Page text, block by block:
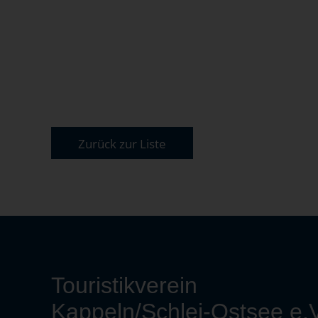
Zurück zur Liste
Touristikverein
Kappeln/Schlei-Ostsee